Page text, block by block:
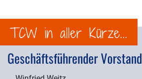
TCW in aller Kürze...
Geschäftsführender Vorstand